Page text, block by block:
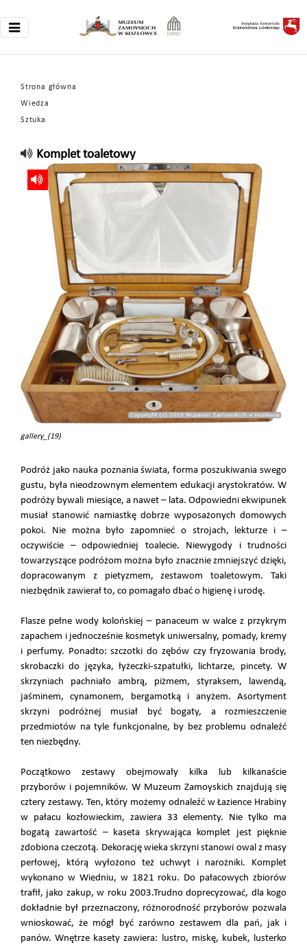
Strona główna
Wiedza
Sztuka
Komplet toaletowy
gallery_(19)
Podróż jako nauka poznania świata, forma poszukiwania swego
gustu, była nieodzownym elementem edukacji arystokratów. W
podróży bywali miesiące, a nawet – lata. Odpowiedni ekwipunek
musiał stanowić namiastkę dobrze wyposażonych domowych
pokoi. Nie można było zapomnieć o strojach, lekturze i –
oczywiście – odpowiedniej toalecie. Niewygody i trudności
towarzyszące podróżom można było znacznie zmniejszyć dzięki,
dopracowanym z pietyzmem, zestawom toaletowym. Taki
niezbędnik zawierał to, co pomagało dbać o higienę i urodę.
Flasze pełne wody kolońskiej – panaceum w walce z przykrym
zapachem i jednocześnie kosmetyk uniwersalny, pomady, kremy
i perfumy. Ponadto: szczotki do zębów czy fryzowania brody,
skrobaczki do języka, łyżeczki-szpatułki, lichtarze, pincety. W
skrzyniach pachniało ambrą, piżmem, styraksem, lawendą,
jaśminem, cynamonem, bergamotką i anyżem. Asortyment
skrzyni podróżnej musiał być bogaty, a rozmieszczenie
przedmiotów na tyle funkcjonalne, by bez problemu odnaleźć
ten niezbędny.
Początkowo zestawy obejmowały kilka lub kilkanaście
przyborów i pojemników. W Muzeum Zamoyskich znajdują się
cztery zestawy. Ten, który możemy odnaleźć w Łazience Hrabiny
w pałacu kozłowieckim, zawiera 33 elementy. Nie tylko ma
bogatą zawartość – kaseta skrywająca komplet jest pięknie
zdobiona czeczotą. Dekorację wieka skrzyni stanowi owal z masy
perłowej, którą wyłożono też uchwyt i narożniki. Komplet
wykonano w Wiedniu, w 1821 roku. Do pałacowych zbiorów
trafił, jako zakup, w roku 2003.Trudno doprecyzować, dla kogo
dokładnie był przeznaczony, różnorodność przyborów pozwala
wnioskować, że mógł być zarówno zestawem dla pań, jak i
panów. Wnętrze kasety zawiera: lustro, miskę, kubek, lusterko